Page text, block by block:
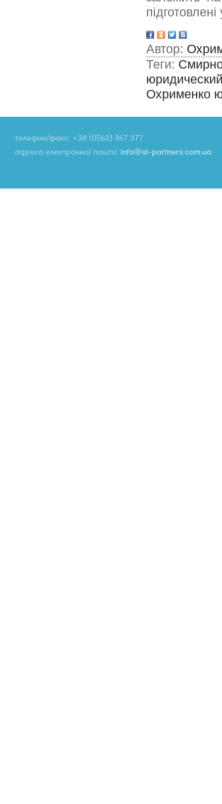
Автор:
Теги:
Охрименко
телефон/факс: +38 (0562) 367 377
адреса електронної пошти: info@st-partners.com.ua